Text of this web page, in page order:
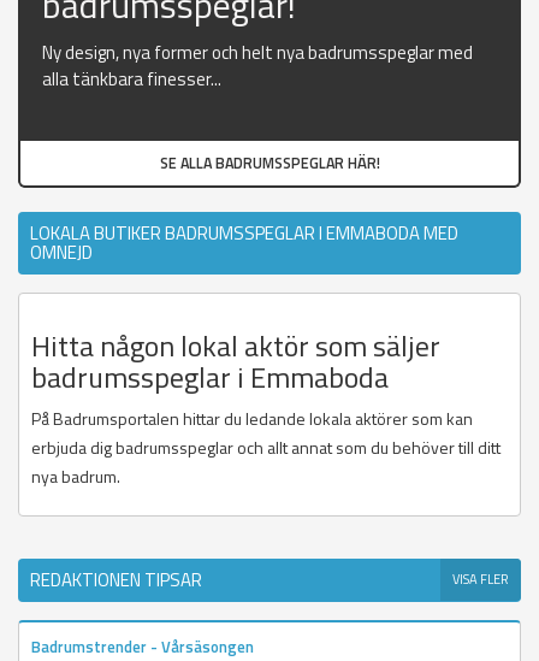
Ny design, nya former och helt nya badrumsspeglar med
alla tänkbara finesser...
SE ALLA BADRUMSSPEGLAR HÄR!
LOKALA BUTIKER BADRUMSSPEGLAR I EMMABODA MED
OMNEJD
Hitta någon lokal aktör som säljer
badrumsspeglar i Emmaboda
På Badrumsportalen hittar du ledande lokala aktörer som kan
erbjuda dig badrumsspeglar och allt annat som du behöver till ditt
nya badrum.
REDAKTIONEN TIPSAR VISA FLER
Badrumstrender - Vårsäsongen